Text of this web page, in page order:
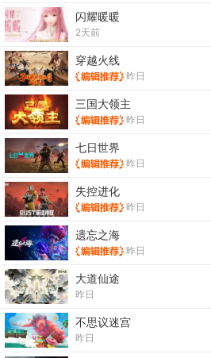
闪耀暖暖
2天前
穿越火线
昨日
三国大领主
昨日
七日世界
昨日
失控进化
昨日
遗忘之海
昨日
大道仙途
昨日
不思议迷宫
昨日